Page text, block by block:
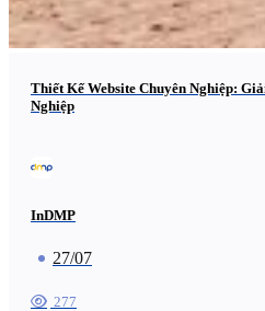
Thiết Kế Website Chuyên Nghiệp:
Nghiệp
InDMP
27/07
277